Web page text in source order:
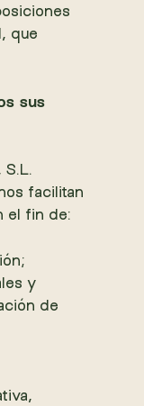
que
sus
S.L.
facilitan
el fin de:
y
de